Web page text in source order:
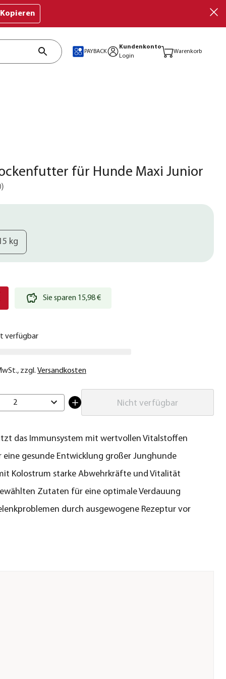
Kopieren
PAYBACK
Kundenkonto
Login
Warenkorb
für Hunde Maxi Junior
)
kg
Sie sparen 15,98 €
verfügbar
, zzgl. Versandkosten
2 Nicht verfügbar
das Immunsystem mit wertvollen Vitalstoffen
eine gesunde Entwicklung großer Junghunde
Kolostrum starke Abwehrkräfte und Vitalität
Zutaten für eine optimale Verdauung
durch ausgewogene Rezeptur vor